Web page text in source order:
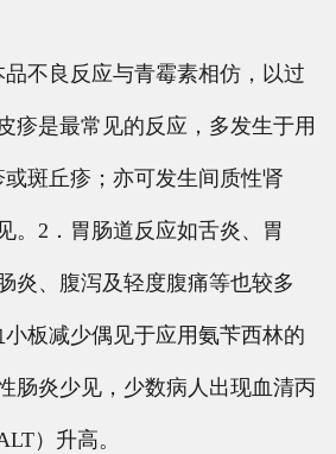
品不良反应与青霉素相仿，以过
疹是最常见的反应，多发生于用
斑丘疹；亦可发生间质性肾
。2．胃肠道反应如舌炎、胃
炎、腹泻及轻度腹痛等也较多
小板减少偶见于应用氨苄西林的
肠炎少见，少数病人出现血清丙
）升高。